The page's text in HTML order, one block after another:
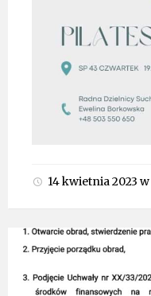
14 kwietnia 2023 w